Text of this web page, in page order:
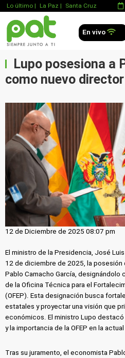
Lo último | La Paz | Santa Cruz
En vivo
Lupo posesiona a
como nuevo director
12 de Diciembre de 2025 08:07 pm
El ministro de la Presidencia, José
12 de diciembre de 2025, la
Pablo Camacho García,
de la Oficina Técnica para el
(OFEP). Esta designación busca
estatales y proyectar una visión que
económicos. El ministro Lupo
y la importancia de la OFEP en la
Tras su juramento, el economista